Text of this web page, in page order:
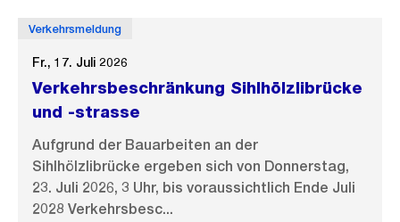
Verkehrsmeldung
Fr., 17. Juli 2026
Verkehrsbeschränkung Sihlhölzlibrücke
und -strasse
Aufgrund der Bauarbeiten an der
Sihlhölzlibrücke ergeben sich von Donnerstag,
23. Juli 2026, 3 Uhr, bis voraussichtlich Ende Juli
2028 Verkehrsbesc...